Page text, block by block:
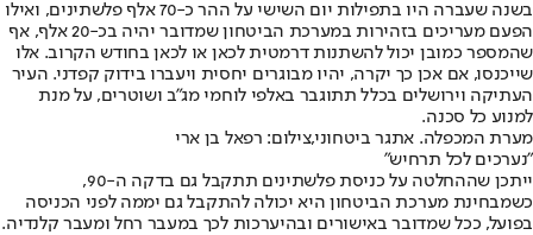
בשנה שעברה היו בתפילות יום השישי על ההר כ-70 אלף פלשתינים, ואילו
הפעם מעריכים בזהירות במערכת הביטחון שמדובר יהיה בכ-20 אלף, אף
שהמספר כמובן יכול להשתנות דרמטית לכאן או לכאן בחודש הקרוב. אלו
שייכנסו, אם אכן כך יקרה, יהיו מבוגרים יחסית ויעברו בידוק קפדני. העיר
העתיקה וירושלים בכלל תתוגבר באלפי לוחמי מג"ב ושוטרים, על מנת
למנוע כל סכנה.
מערת המכפלה. אתגר ביטחוני,צילום: רפאל בן ארי
"נערכים לכל תרחיש"
ייתכן שההחלטה על כניסת פלשתינים תתקבל גם בדקה ה-90,
כשמבחינת מערכת הביטחון היא יכולה להתקבל גם יממה לפני הכניסה
בפועל, ככל שמדובר באישורים ובהיערכות לכך במעבר רחל ומעבר קלנדיה.